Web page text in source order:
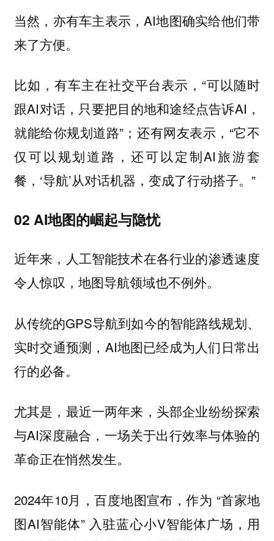
当然，亦有车主表示，AI地图确实给他们带
来了方便。
比如，有车主在社交平台表示，“可以随时
跟AI对话，只要把目的地和途经点告诉AI，
就能给你规划道路”；还有网友表示，“它不
仅可以规划道路，还可以定制AI旅游套
餐，‘导航’从对话机器，变成了行动搭子。”
02 AI地图的崛起与隐忧
近年来，人工智能技术在各行业的渗透速度
令人惊叹，地图导航领域也不例外。
从传统的GPS导航到如今的智能路线规划、
实时交通预测，AI地图已经成为人们日常出
行的必备。
尤其是，最近一两年来，头部企业纷纷探索
与AI深度融合，一场关于出行效率与体验的
革命正在悄然发生。
2024年10月，百度地图宣布，作为 “首家地
图AI智能体” 入驻蓝心小V智能体广场，用